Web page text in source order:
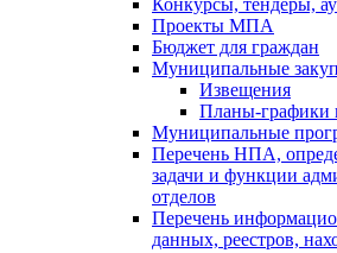
Проекты МПА
Бюджет для граждан
Муниципальные
Извещения
Планы-графики
Муниципальные
Перечень НПА,
задачи и функции
отделов
Перечень
данных, реестров,